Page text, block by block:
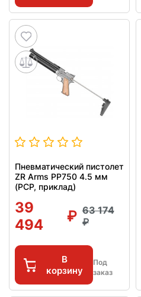
Пневматический пистолет
ZR Arms PP750 4.5 мм
(PCP, приклад)
39
494
63 174
В
корзину
Под
заказ